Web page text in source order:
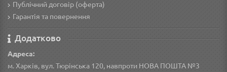
Публічний договір (оферта)
Гарантія та повернення
Додатково
Адреса:
м. Харків, вул. Тюрінська 120, навпроти НОВА ПОШТА №3